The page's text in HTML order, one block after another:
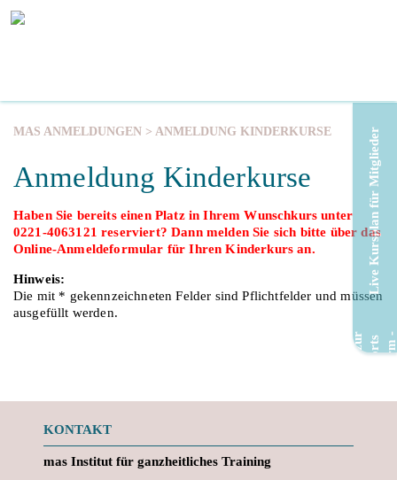
MAS ANMELDUNGEN > ANMELDUNG KINDERKURSE
Anmeldung Kinderkurse
Haben Sie bereits einen Platz in Ihrem Wunschkurs unter
0221-4063121 reserviert? Dann melden Sie sich bitte über das
Online-Anmeldeformular für Ihren Kinderkurs an.
Hinweis:
Die mit * gekennzeichneten Felder sind Pflichtfelder und müssen
ausgefüllt werden.
KONTAKT
mas Institut für ganzheitliches Training
Live Kursplan für Mitglieder